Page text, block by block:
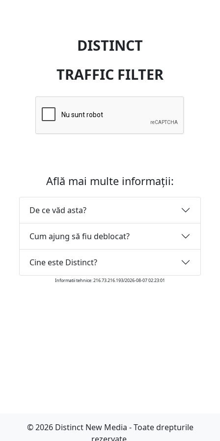
DISTINCT
TRAFFIC FILTER
Află mai multe informații:
De ce văd asta?
Cum ajung să fiu deblocat?
Cine este Distinct?
Informatii tehnice: 216.73.216.193/2026-08-07 02:23:01
© 2026 Distinct New Media - Toate drepturile